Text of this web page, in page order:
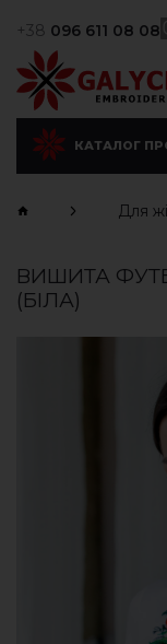
+38 096 611 08 08
КАТАЛОГ
Для
ВИШИТА
(БІЛА)